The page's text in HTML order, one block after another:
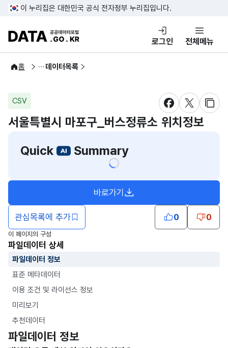
콘텐츠 바로가기
푸터 바로가기
이 누리집은 대한민국 공식 전자정부 누리집입니다.
DATA.GO.KR 공공데이터포털
로그인 전체메뉴
홈
공공데이터 데이터목록
CSV
새창 열림새창 열림
새창
서울특별시 마포구_버스정류소 위치정보
Quick
Summary
관심목록에 추가
새창열림
바로가기
0 0
이 페이지의 구성
파일데이터 상세
파일데이터 정보
표준 메타데이터
이용 조건 및 라이선스 정보
미리보기
추천데이터
파일데이터 정보